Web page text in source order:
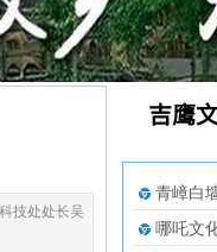
技处处长吴
吉鹰
青嶂白
哪吒文